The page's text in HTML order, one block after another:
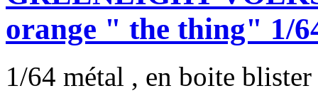
orange " the thing" 1/
1/64 métal , en boite blister